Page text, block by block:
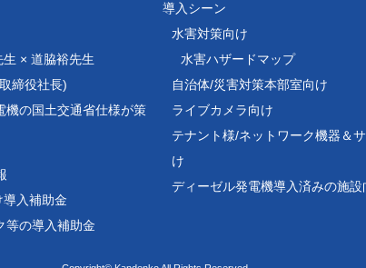
生 × 道脇裕先生
締役社長)
機の国土交通省仕様が策
入補助金
等の導入補助金
導入シーン
水害対策向け
水害ハザードマップ
自治体/災害対策本部室向け
ライブカメラ向け
テナント様/ネットワーク機器＆
け
ディーゼル発電機導入済みの施設